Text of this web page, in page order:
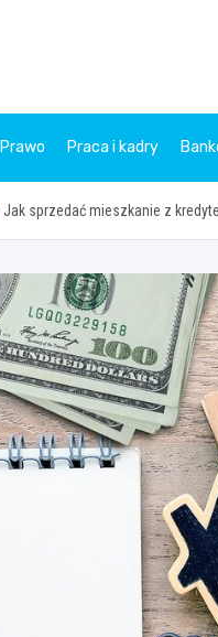
Prawo Praca i kadry
Jak sprzedać mieszkanie z